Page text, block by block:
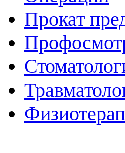
Прокат